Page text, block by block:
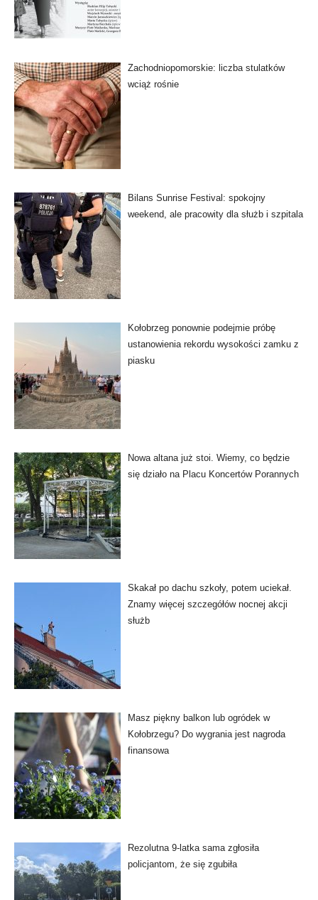
Zachodniopomorskie: liczba stulatków
wciąż rośnie
Bilans Sunrise Festival: spokojny
weekend, ale pracowity dla służb i szpitala
Kołobrzeg ponownie podejmie próbę
ustanowienia rekordu wysokości zamku z
piasku
Nowa altana już stoi. Wiemy, co będzie
się działo na Placu Koncertów Porannych
Skakał po dachu szkoły, potem uciekał.
Znamy więcej szczegółów nocnej akcji
służb
Masz piękny balkon lub ogródek w
Kołobrzegu? Do wygrania jest nagroda
finansowa
Rezolutna 9-latka sama zgłosiła
policjantom, że się zgubiła